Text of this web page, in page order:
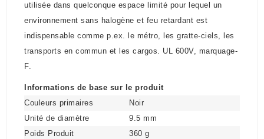
utilisée dans quelconque espace limité pour lequel un
environnement sans halogène et feu retardant est
indispensable comme p.ex. le métro, les gratte-ciels, les
transports en commun et les cargos. UL 600V, marquage-
F.
Informations de base sur le produit
Couleurs primaires
Noir
Unité de diamètre
9.5 mm
Poids Produit
360 g